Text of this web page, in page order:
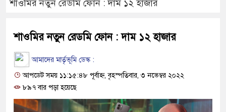
শাওমির নতুন রেডমি ফোন : দাম ১২ হাজার
শাওমির নতুন রেডমি ফোন : দাম ১২ হাজার
আমাদের মার্তৃভূমি ডেস্ক :
আপডেট সময় ১১:১৫:৪৮ পূর্বাহ্ন, বৃহস্পতিবার, ৩ নভেম্বর ২০২২
৮৯৭ বার পড়া হয়েছে